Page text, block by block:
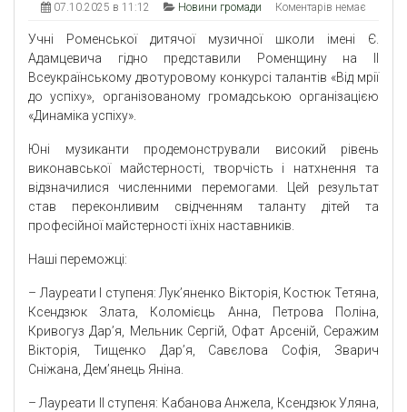
07.10.2025 в 11:12 Новини громади Коментарів немає
Учні Роменської дитячої музичної школи імені Є.
Адамцевича гідно представили Роменщину на ІІ
Всеукраїнському двотуровому конкурсі талантів «Від мрії
до успіху», організованому громадською організацією
«Динаміка успіху».
Юні музиканти продемонстрували високий рівень
виконавської майстерності, творчість і натхнення та
відзначилися численними перемогами. Цей результат
став переконливим свідченням таланту дітей та
професійної майстерності їхніх наставників.
Наші переможці:
– Лауреати І ступеня: Лук’яненко Вікторія, Костюк Тетяна,
Ксендзюк Злата, Коломієць Анна, Петрова Поліна,
Кривогуз Дар’я, Мельник Сергій, Офат Арсеній, Серажим
Вікторія, Тищенко Дар’я, Савєлова Софія, Зварич
Сніжана, Дем’янець Яніна.
– Лауреати ІІ ступеня: Кабанова Анжела, Ксендзюк Уляна,